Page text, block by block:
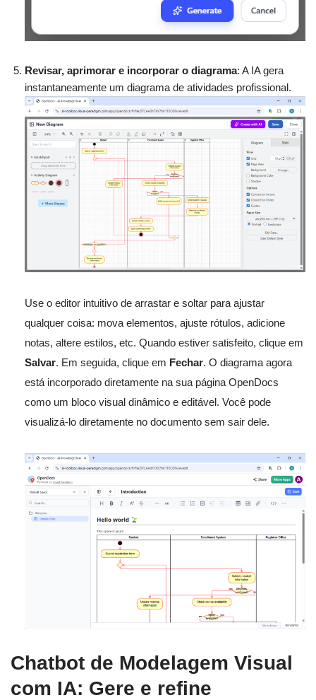
Revisar, aprimorar e incorporar o diagrama: A IA gera
instantaneamente um diagrama de atividades profissional.
Use o editor intuitivo de arrastar e soltar para ajustar
qualquer coisa: mova elementos, ajuste rótulos, adicione
notas, altere estilos, etc. Quando estiver satisfeito, clique em
Salvar. Em seguida, clique em Fechar. O diagrama agora
está incorporado diretamente na sua página OpenDocs
como um bloco visual dinâmico e editável. Você pode
visualizá-lo diretamente no documento sem sair dele.
Chatbot de Modelagem Visual
com IA: Gere e refine